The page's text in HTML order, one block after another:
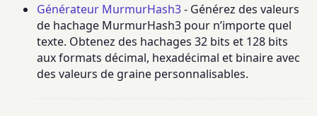
Générateur MurmurHash3- Générez des valeurs
de hachage MurmurHash3 pour n’importe quel
texte. Obtenez des hachages 32 bits et 128 bits
aux formats décimal, hexadécimal et binaire avec
des valeurs de graine personnalisables.